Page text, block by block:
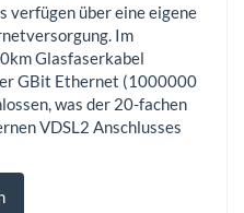
verfügen über eine eigene
Im
Glasfaserkabel
GBit Ethernet (1000000
was der 20-fachen
VDSL2 Anschlusses